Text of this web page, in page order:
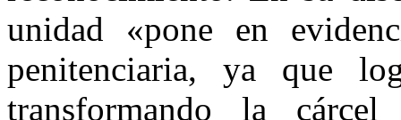
unidad «pone en
penitenciaria, ya que
transformando la